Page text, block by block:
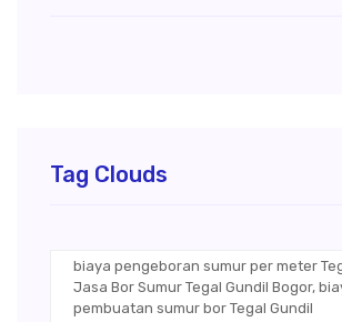
Tag Clouds
biaya pengeboran sumur per meter
Jasa Bor Sumur Tegal Gundil Bogor,
pembuatan sumur bor Tegal Gundil